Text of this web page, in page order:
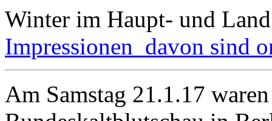
Winter im Haupt- und
Impressionen davon sind
Am Samstag 21.1.17